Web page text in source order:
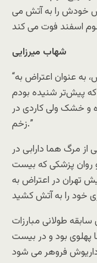
خودش را به آتش می
اسفند فوت می کند
شهاب میرزایی
“ماجرای خودسوزی هما دارابی را در تجریش، به عنوان اعتراض به
که پیش‌تر شنیده بودم
و خشک ولی کاردی در
زخم.”
از مرگ هما دارابی در
روان پزشکی که بیست
تهران در اعتراض به
تهران دارای سابقه طولانی مبارزات
پهلوی بود و در بیست